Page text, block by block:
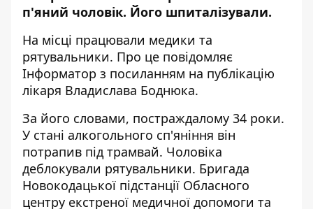
п'яний чоловік. Його шпиталізували.
На місці працювали медики та
рятувальники. Про це повідомляє
Інформатор з посиланням на публікацію
лікаря Владислава Боднюка.
За його словами, постраждалому 34 роки.
У стані алкогольного сп'яніння він
потрапив під трамвай. Чоловіка
деблокували рятувальники. Бригада
Новокодацької підстанції Обласного
центру екстреної медичної допомоги та